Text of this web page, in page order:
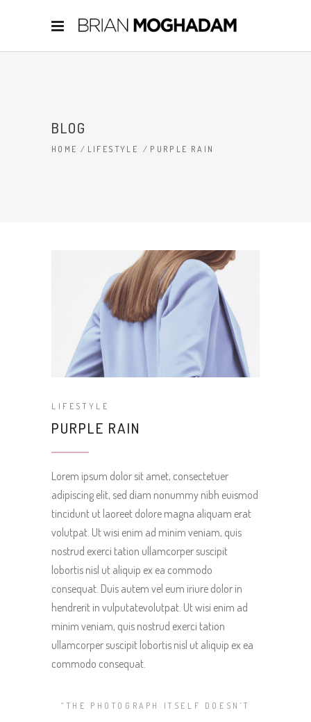
BLOG
HOME / LIFESTYLE / PURPLE RAIN
LIFESTYLE
PURPLE RAIN
Lorem ipsum dolor sit amet, consectetuer
adipiscing elit, sed diam nonummy nibh euismod
tincidunt ut laoreet dolore magna aliquam erat
volutpat. Ut wisi enim ad minim veniam, quis
nostrud exerci tation ullamcorper suscipit
lobortis nisl ut aliquip ex ea commodo
consequat. Duis autem vel eum iriure dolor in
hendrerit in vulputatevolutpat. Ut wisi enim ad
minim veniam, quis nostrud exerci tation
ullamcorper suscipit lobortis nisl ut aliquip ex ea
commodo consequat.
“THE PHOTOGRAPH ITSELF DOESN’T